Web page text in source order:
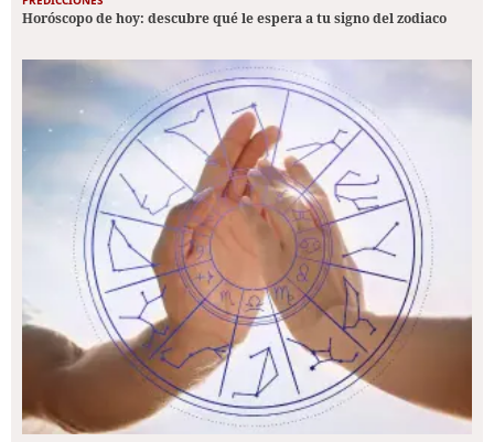
Horóscopo de hoy: descubre qué le espera a tu signo del zodiaco